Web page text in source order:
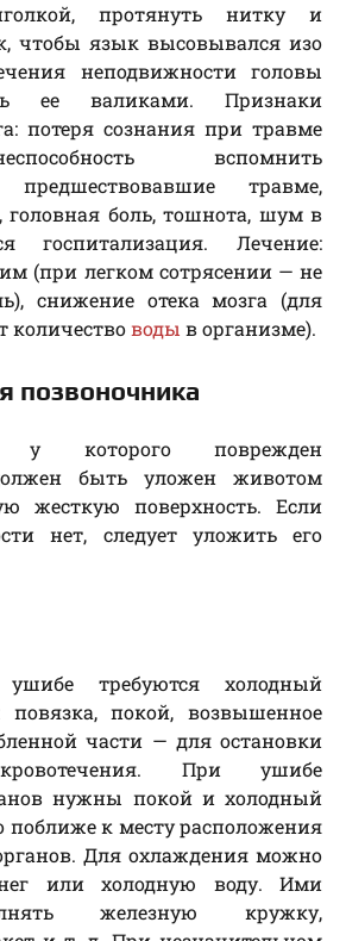
протянуть нитку и
чтобы язык высовывался изо
неподвижности головы
ее валиками. Признаки
потеря сознания при травме
вспомнить
предшествовавшие травме,
головная боль, тошнота, шум в
госпитализация. Лечение:
(при легком сотрясении — не
снижение отека мозга (для
количествоводы в организме).
позвоночника
у которого поврежден
быть уложен животом
жесткую поверхность. Если
нет, следует уложить его
требуются холодный
повязка, покой, возвышенное
части — для остановки
При ушибе
нужны покой и холодный
поближе к месту расположения
Для охлаждения можно
или холодную воду. Ими
железную кружку,